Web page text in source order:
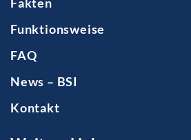
Funktionsweise
FAQ
News – BSI
Kontakt